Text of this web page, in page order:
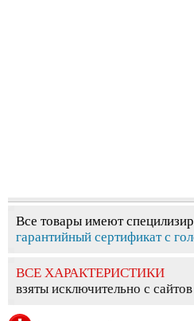
Все товары имеют
гарантийный сертификат с
ВСЕ ХАРАКТЕРИСТИКИ
взяты исключительно с